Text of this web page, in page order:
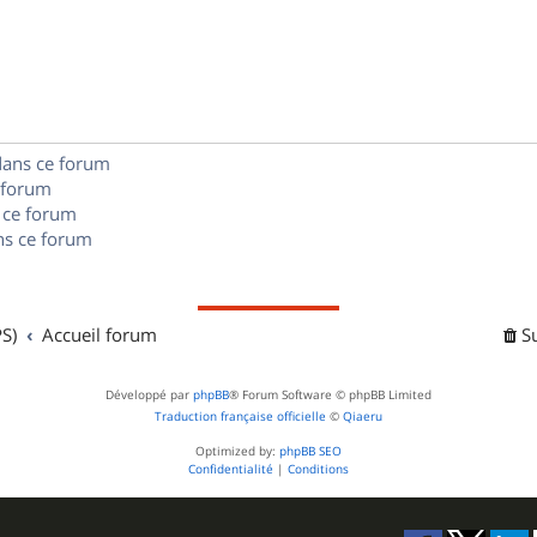
e
ce forum
forum
ce forum
Accueil forum
Développé par phpBB® Forum Software © phpBB Limited
Traduction française officielle © Qiaeru
Optimized by: phpBB SEO
Confidentialité | Conditions